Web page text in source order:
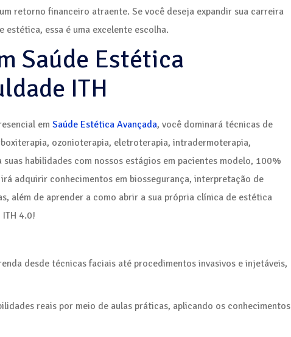
retorno financeiro atraente. Se você deseja expandir sua carreira
essa é uma excelente escolha.
Saúde Estética
ITH
em Saúde Estética Avançada, você dominará técnicas de
ozonioterapia, eletroterapia, intradermoterapia,
habilidades com nossos estágios em pacientes modelo, 100%
adquirir conhecimentos em biossegurança, interpretação de
além de aprender a como abrir a sua própria clínica de estética
4.0!
desde técnicas faciais até procedimentos invasivos e injetáveis,
reais por meio de aulas práticas, aplicando os conhecimentos